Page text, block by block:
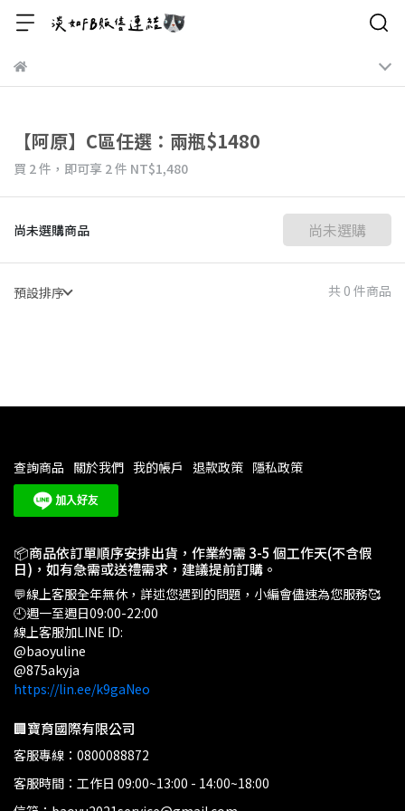
【阿原】C區任選：兩瓶$1480
買 2 件， 即可享 2 件 NT$1,480
尚未選購商品 尚未選購
預設排序 共 0 件商品
查詢商品 關於我們 我的帳戶 退款政策 隱私政策
📦商品依訂單順序安排出貨，作業約需 3-5 個工作天(不含假
日)，如有急需或送禮需求，建議提前訂購。
💬線上客服全年無休，詳述您遇到的問題，小編會儘速為您服務🥰
🕘週一至週日09:00-22:00
線上客服加LINE ID:
@baoyuline
@875akyja
https://lin.ee/k9gaNeo
🏢寶育國際有限公司
客服專線：0800088872
客服時間：工作日 09:00~13:00 - 14:00~18:00